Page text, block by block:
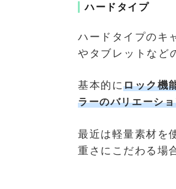
ハードタイプ
ハードタイプのキ
やタブレットなど
基本的にロック機
ラーのバリエーシ
最近は軽量素材を
重さにこだわる場